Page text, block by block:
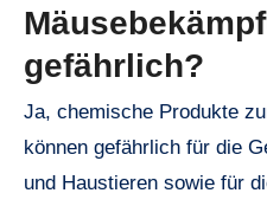
gefährlich?
Ja, chemische Produkte
können gefährlich für die
und Haustieren sowie für